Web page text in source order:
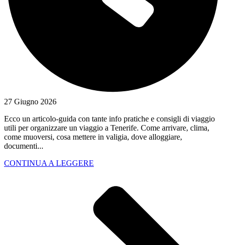
27 Giugno 2026
Ecco un articolo-guida con tante info pratiche e consigli di viaggio
utili per organizzare un viaggio a Tenerife. Come arrivare, clima,
come muoversi, cosa mettere in valigia, dove alloggiare,
documenti...
CONTINUA A LEGGERE